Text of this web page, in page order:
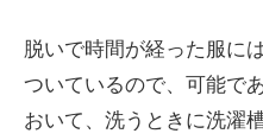
脱いで時間が経った服に
ついているので、可能で
おいて、洗うときに洗濯